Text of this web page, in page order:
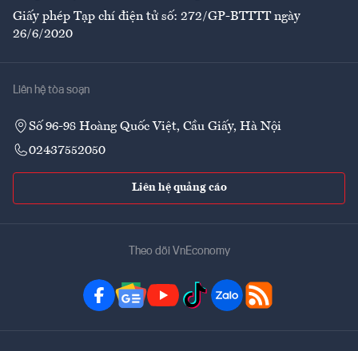
Giấy phép Tạp chí điện tử số: 272/GP-BTTTT ngày
26/6/2020
Liên hệ tòa soạn
Số 96-98 Hoàng Quốc Việt, Cầu Giấy, Hà Nội
02437552050
Liên hệ quảng cáo
Theo dõi VnEconomy